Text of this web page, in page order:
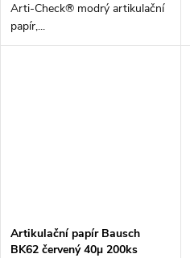
Arti-Check® modrý artikulační
papír,...
Artikulační papír Bausch
BK62 červený 40µ 200ks